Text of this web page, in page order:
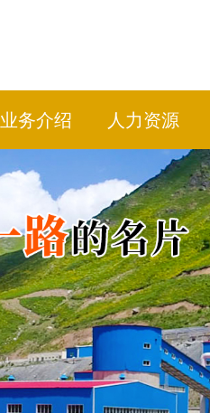
业务介绍 人力资源